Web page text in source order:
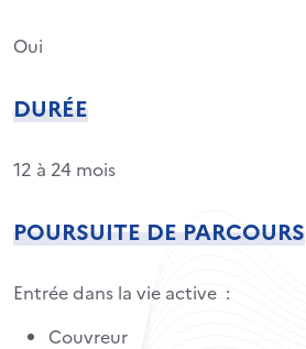
Oui
DURÉE
12 à 24 mois
POURSUITE DE PARCOURS
Entrée dans la vie active :
Couvreur